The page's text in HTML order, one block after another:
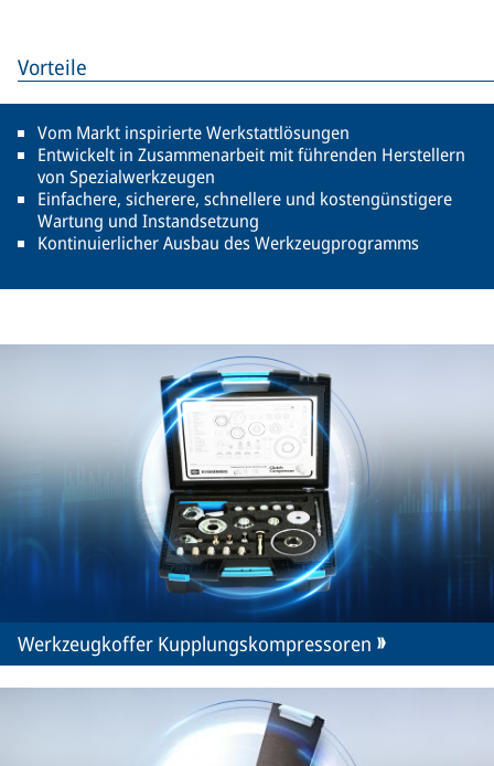
Vorteile
Vom Markt inspirierte Werkstattlösungen
Entwickelt in Zusammenarbeit mit führenden Herstellern
von Spezialwerkzeugen
Einfachere, sicherere, schnellere und kostengünstigere
Wartung und Instandsetzung
Kontinuierlicher Ausbau des Werkzeugprogramms
Werkzeugkoffer Kupplungskompressoren